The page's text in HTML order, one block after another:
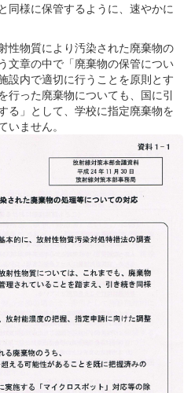
同様に保管するように、速やかに
性物質により汚染された廃棄物の
文章の中で「廃棄物の保管につい
設内で適切に行うことを原則とす
行った廃棄物についても、国に引
る」として、学校に指定廃棄物を
いません。